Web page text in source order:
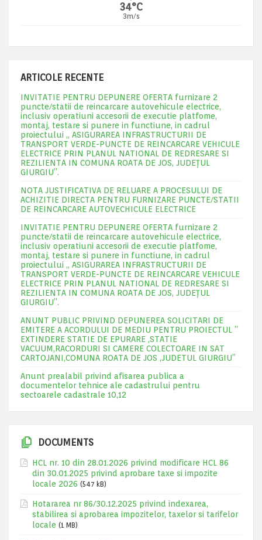
34°C
3m/s
ARTICOLE RECENTE
INVITATIE PENTRU DEPUNERE OFERTA furnizare 2
puncte/statii de reincarcare autovehicule electrice,
inclusiv operatiuni accesorii de executie platfome,
montaj, testare si punere in functiune, in cadrul
proiectului „ ASIGURAREA INFRASTRUCTURII DE
TRANSPORT VERDE-PUNCTE DE REINCARCARE VEHICULE
ELECTRICE PRIN PLANUL NATIONAL DE REDRESARE SI
REZILIENTA IN COMUNA ROATA DE JOS, JUDEŢUL
GIURGIU”.
NOTA JUSTIFICATIVA DE RELUARE A PROCESULUI DE
ACHIZITIE DIRECTA PENTRU FURNIZARE PUNCTE/STATII
DE REINCARCARE AUTOVECHICULE ELECTRICE
INVITATIE PENTRU DEPUNERE OFERTA furnizare 2
puncte/statii de reincarcare autovehicule electrice,
inclusiv operatiuni accesorii de executie platfome,
montaj, testare si punere in functiune, in cadrul
proiectului „ ASIGURAREA INFRASTRUCTURII DE
TRANSPORT VERDE-PUNCTE DE REINCARCARE VEHICULE
ELECTRICE PRIN PLANUL NATIONAL DE REDRESARE SI
REZILIENTA IN COMUNA ROATA DE JOS, JUDEŢUL
GIURGIU”.
ANUNT PUBLIC PRIVIND DEPUNEREA SOLICITARI DE
EMITERE A ACORDULUI DE MEDIU PENTRU PROIECTUL ”
EXTINDERE STATIE DE EPURARE ,STATIE
VACUUM,RACORDURI SI CAMERE COLECTOARE IN SAT
CARTOJANI,COMUNA ROATA DE JOS ,JUDETUL GIURGIU”
Anunt prealabil privind afisarea publica a
documentelor tehnice ale cadastrului pentru
sectoarele cadastrale 10,12
DOCUMENTS
HCL nr. 10 din 28.01.2026 privind modificare HCL 86
din 30.01.2025 privind aprobare taxe si impozite
locale 2026 (547 kB)
Hotararea nr 86/30.12.2025 privind indexarea,
stabilirea si aprobarea impozitelor, taxelor si tarifelor
locale (1 MB)